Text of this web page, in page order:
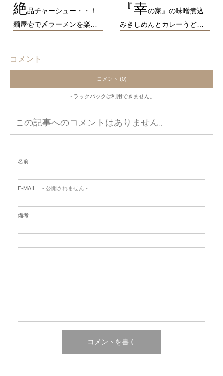
絶品チャーシュー・・！
麺屋壱で〆ラーメンを楽…
『幸の家』の味噌煮込
みきしめんとカレーうど…
コメント
コメント (0)
トラックバックは利用できません。
この記事へのコメントはありません。
名前
E-MAIL - 公開されません -
備考